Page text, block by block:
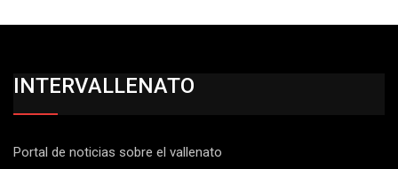
INTERVALLENATO
Portal de noticias sobre el vallenato